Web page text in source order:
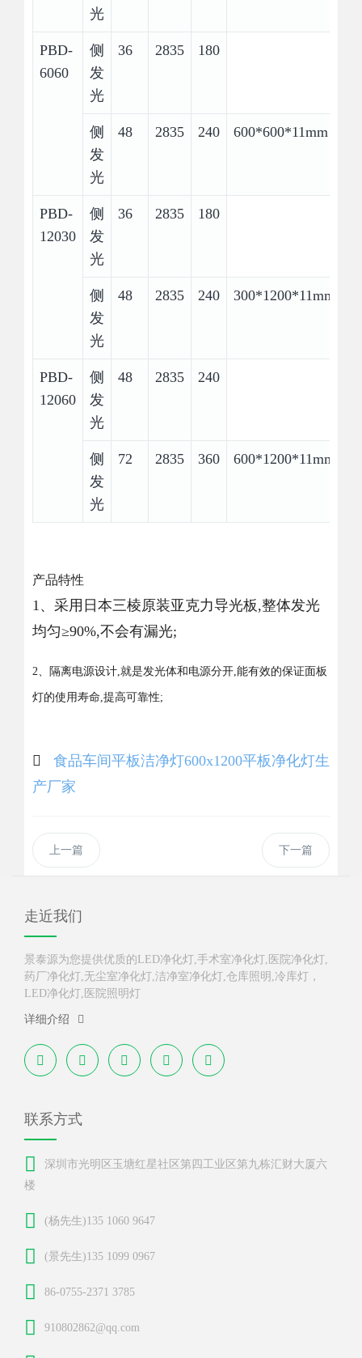
光
PBD-
6060
侧
发
光
36 2835 180
侧
发
光
48 2835 240 600*600*11mm
PBD-
12030
侧
发
光
36 2835 180
侧
发
光
48 2835 240 300*1200*11mm
PBD-
12060
侧
发
光
48 2835 240
侧
发
光
72 2835 360 600*1200*11mm
产品特性
1、采用日本三棱原装亚克力导光板,整体发光
均匀≥90%,不会有漏光;
2、隔离电源设计,就是发光体和电源分开,能有效的保证面板
灯的使用寿命,提高可靠性;
食品车间平板洁净灯600x1200平板净化灯生
产厂家
上一篇 下一篇
走近我们
景泰源为您提供优质的LED净化灯,手术室净化灯,医院净化灯,
药厂净化灯,无尘室净化灯,洁净室净化灯,仓库照明,冷库灯，
LED净化灯,医院照明灯
详细介绍
联系方式
深圳市光明区玉塘红星社区第四工业区第九栋汇财大厦六
楼
(杨先生)135 1060 9647
(景先生)135 1099 0967
86-0755-2371 3785
910802862@qq.com